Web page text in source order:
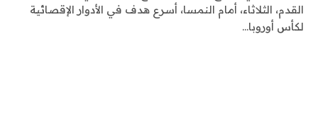
القدم، الثلاثاء، أمام النمسا، أسرع هدف في الأدوار الإقصائية
لكأس أوروبا…